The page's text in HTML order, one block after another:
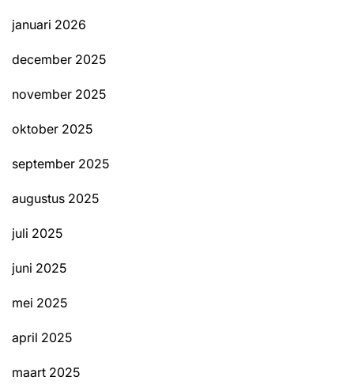
januari 2026
december 2025
november 2025
oktober 2025
september 2025
augustus 2025
juli 2025
juni 2025
mei 2025
april 2025
maart 2025